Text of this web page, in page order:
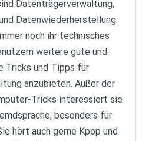
Datenträgerverwaltung,
Datenwiederherstellung.
noch ihr technisches
weitere gute und
Tricks und Tipps für
anzubieten. Außer der
Tricks interessiert sie
besonders für
hört auch gerne Kpop und